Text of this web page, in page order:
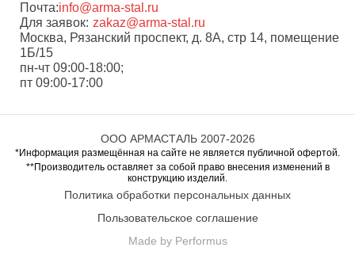
Почта:info@arma-stal.ru
Для заявок: zakaz@arma-stal.ru
Москва, Рязанский проспект, д. 8А, стр 14, помещение
1Б/15
пн-чт 09:00-18:00;
пт 09:00-17:00
ООО АРМАСТАЛЬ 2007-2026
*Информация размещённая на сайте не является публичной офертой.
**Производитель оставляет за собой право внесения изменений в
конструкцию изделий.
Политика обработки персональных данных
Пользовательское соглашение
Made by Performus
Перейти в корзину